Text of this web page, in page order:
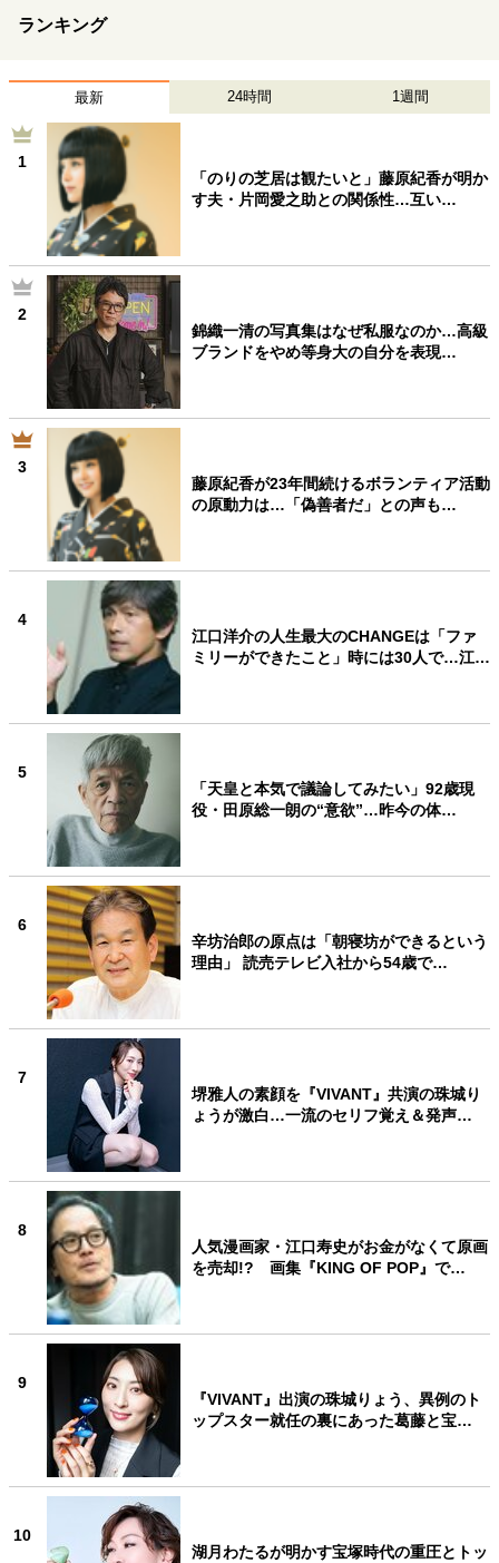
地域とつながる/お金との付き合い方
ランキング
最新 24時間 1週間
1
「のりの芝居は観たいと」藤原紀香が明か
す夫・片岡愛之助との関係性…互い…
2
錦織一清の写真集はなぜ私服なのか…高級
ブランドをやめ等身大の自分を表現…
3
藤原紀香が23年間続けるボランティア活動
の原動力は…「偽善者だ」との声も…
4
江口洋介の人生最大のCHANGEは「ファ
ミリーができたこと」時には30人で…江…
5
「天皇と本気で議論してみたい」92歳現
役・田原総一朗の“意欲”…昨今の体…
6
辛坊治郎の原点は「朝寝坊ができるという
理由」 読売テレビ入社から54歳で…
7
堺雅人の素顔を『VIVANT』共演の珠城り
ょうが激白…一流のセリフ覚え＆発声…
8
人気漫画家・江口寿史がお金がなくて原画
を売却!? 画集『KING OF POP』で…
9
『VIVANT』出演の珠城りょう、異例のト
ップスター就任の裏にあった葛藤と宝…
10
湖月わたるが明かす宝塚時代の重圧とトッ